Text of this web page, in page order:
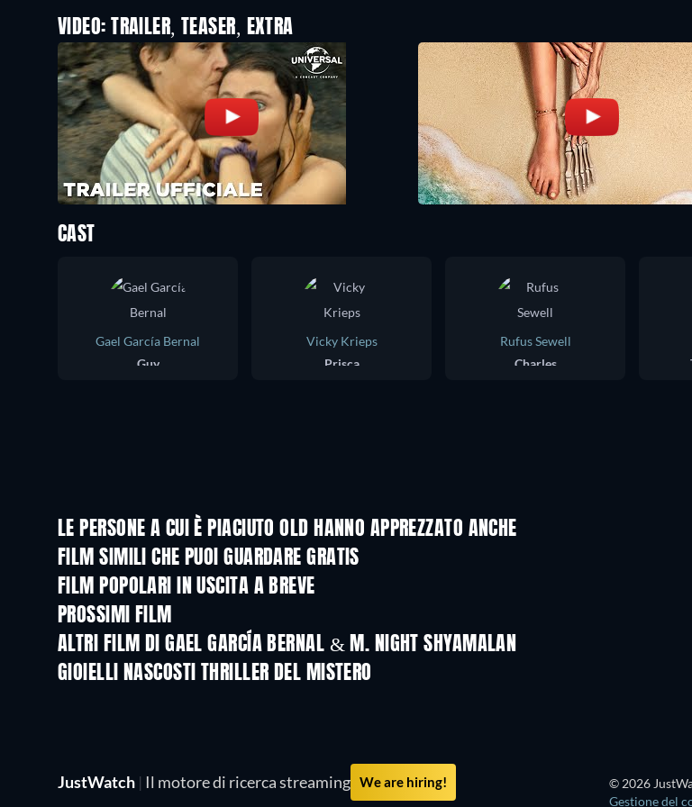
VIDEO: TRAILER, TEASER, EXTRA
CAST
Gael García Bernal
Guy
Vicky Krieps
Prisca
Rufus Sewell
Charles
LE PERSONE A CUI È PIACIUTO OLD HANNO APPREZZATO ANCHE
FILM SIMILI CHE PUOI GUARDARE GRATIS
FILM POPOLARI IN USCITA A BREVE
PROSSIMI FILM
ALTRI FILM DI GAEL GARCÍA BERNAL & M. NIGHT SHYAMALAN
GIOIELLI NASCOSTI THRILLER DEL MISTERO
JustWatch | Il motore di ricerca streaming We are hiring! © 2026
Gestione del